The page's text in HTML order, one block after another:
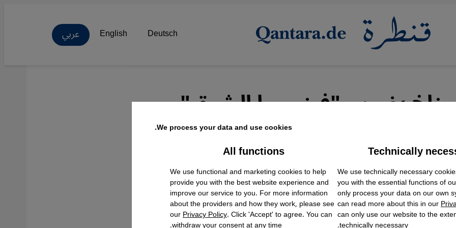
Deutsch
English عربي
يضرب "فينيسيا الشرق"
العراق إلى معدلات متزايدة من الجفاف جراء ارتفاع
وشح الأمطار بسبب تفاقم ظاهرة التغير المناخي، ما
تسبب بنفوق آلاف الأسماك في مناطق الأهوار المدرجة عام 2016 على
We process your data and use cookies.
Technically
We use technically necessary
you with the essential functions of
only process your data on our own
can read more about this in our
can only use our website to the
All functions
We use functional and marketing cookies to help
provide you with the best website experience and
improve our service to you. For more information
about the providers and how they work, please see
ourPrivacy Policy. Click 'Accept' to agree. You can
Facebook Embed / Facebook Connect
Twitter Embed
Instagram Embed
Youtube Embed
Google Maps Embed